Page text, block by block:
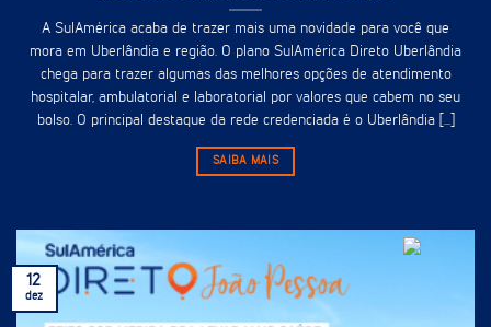
A SulAmérica acaba de trazer mais uma novidade para você que
mora em Uberlândia e região. O plano SulAmérica Direto Uberlândia
chega para trazer algumas das melhores opções de atendimento
hospitalar, ambulatorial e laboratorial por valores que cabem no seu
bolso. O principal destaque da rede credenciada é o Uberlândia [...]
SAIBA MAIS
12
dez